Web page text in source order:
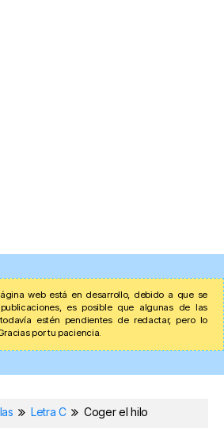
web está en desarrollo, debido a que se
es posible que algunas de las
estén pendientes de redactar, pero lo
por tu paciencia.
Letra C Coger el hilo